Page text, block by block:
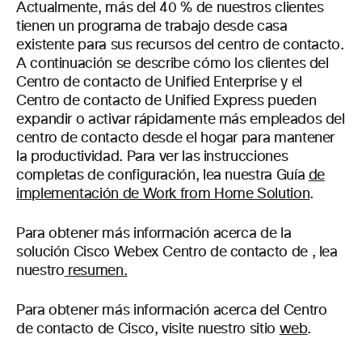
Actualmente, más del 40 % de nuestros clientes
tienen un programa de trabajo desde casa
existente para sus recursos del centro de contacto.
A continuación se describe cómo los clientes del
Centro de contacto de Unified Enterprise y el
Centro de contacto de Unified Express pueden
expandir o activar rápidamente más empleados del
centro de contacto desde el hogar para mantener
la productividad. Para ver las instrucciones
completas de configuración, lea nuestra Guía de
implementación de Work from Home Solution.
Para obtener más información acerca de la
solución Cisco Webex Centro de contacto de , lea
nuestro resumen.
Para obtener más información acerca del Centro
de contacto de Cisco, visite nuestro sitio web.